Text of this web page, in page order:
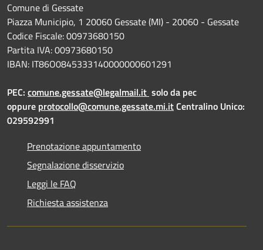
Comune di Gessate
Piazza Municipio, 1 20060 Gessate (MI) - 20060 - Gessate
Codice Fiscale: 00973680150
Partita IVA: 00973680150
IBAN: IT86O0845333140000000601291
PEC: comune.gessate@legalmail.it solo da pec
oppure protocollo@comune.gessate.mi.itCentralino Unico:
029592991
Prenotazione appuntamento
Segnalazione disservizio
Leggi le FAQ
Richiesta assistenza